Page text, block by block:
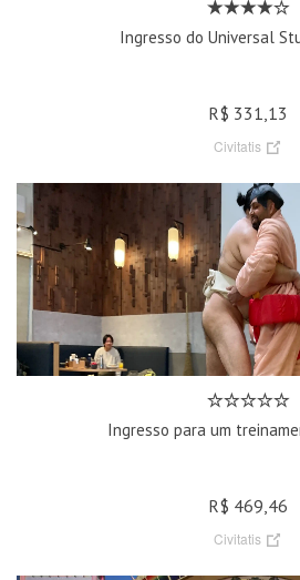
Ingresso do Universal
R$ 331,13
Civitatis
Ingresso para um
R$ 469,46
Civitatis